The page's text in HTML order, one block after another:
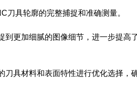
刀具轮廓的完整捕捉和准确测量。
更加细腻的图像细节，进一步提高
刀具材料和表面特性进行优化选择，